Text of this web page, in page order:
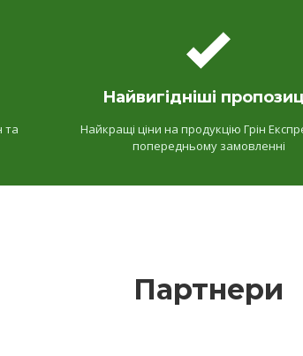
та
Найвигідніші
Найкращі ціни на продукцію Грін
попередньому замовленні
Партнери